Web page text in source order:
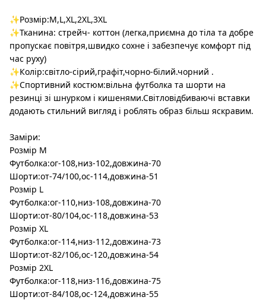
✨Розмір:M,L,XL,2XL,3XL
✨Тканина: стрейч- коттон (легка,приємна до тіла та добре
пропускає повітря,швидко сохне і забезпечує комфорт під
час руху)
✨Колір:світло-сірий,графіт,чорно-білий.чорний .
✨Спортивний костюм:вільна футболка та шорти на
резинці зі шнурком і кишенями.Світловідбиваючі вставки
додають стильний вигляд і роблять образ більш яскравим.
Заміри:
Розмір M
Футболка:ог-108,низ-102,довжина-70
Шорти:от-74/100,ос-114,довжина-51
Розмір L
Футболка:ог-110,низ-108,довжина-70
Шорти:от-80/104,ос-118,довжина-53
Розмір XL
Футболка:ог-114,низ-112,довжина-73
Шорти:от-82/106,ос-120,довжина-54
Розмір 2XL
Футболка:ог-118,низ-116,довжина-75
Шорти:от-84/108,ос-124,довжина-55